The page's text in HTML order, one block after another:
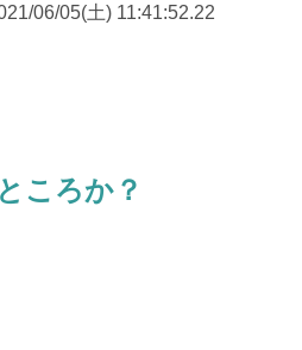
06/05(土) 11:41:52.22
ころか？